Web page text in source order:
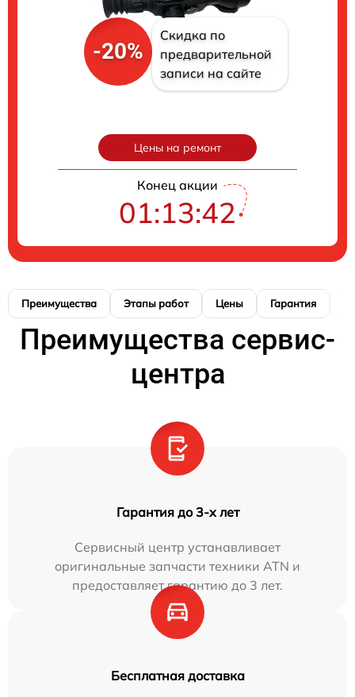
-20%
Скидка по
предварительной
записи на сайте
Цены на ремонт
Конец акции
01:13:41
Преимущества Этапы работ Цены Гарантия
Преимущества сервис-
центра
Гарантия до 3-х лет
Сервисный центр устанавливает
оригинальные запчасти техники ATN и
предоставляет гарантию до 3 лет.
Бесплатная доставка